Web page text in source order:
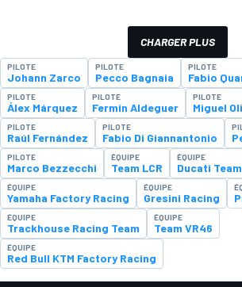
CHARGER PLUS
PILOTE
Johann Zarco
PILOTE
Pecco Bagnaia
PILOTE
Fabio
PILOTE
Álex Márquez
PILOTE
Fermín Aldeguer
PILOTE
Miguel
PILOTE
Raúl Fernández
PILOTE
Fabio Di Giannantonio
PILOTE
Marco Bezzecchi
ÉQUIPE
Team LCR
ÉQUIPE
Ducati Team
ÉQUIPE
Yamaha Factory Racing
ÉQUIPE
Gresini Racing
ÉQUIPE
Trackhouse Racing Team
ÉQUIPE
Team VR46
ÉQUIPE
Red Bull KTM Factory Racing